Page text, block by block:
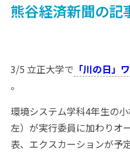
熊谷経済新聞の記
3/5 立正大学で 「川の日」
。
環境システム学科4年生の
左）が実行委員に加わりオ
表、エクスカーションが予